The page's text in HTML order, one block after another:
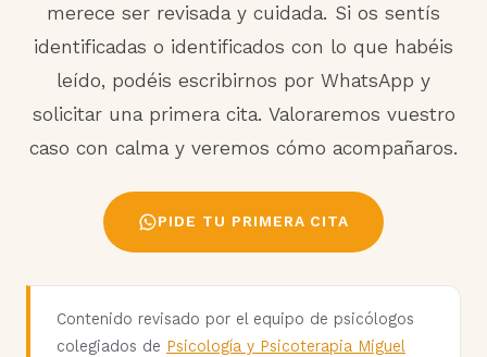
merece ser revisada y cuidada. Si os sentís
identificadas o identificados con lo que habéis
leído, podéis escribirnos por WhatsApp y
solicitar una primera cita. Valoraremos vuestro
caso con calma y veremos cómo acompañaros.
PIDE TU PRIMERA CITA
Contenido revisado por el equipo de psicólogos
colegiados de Psicología y Psicoterapia Miguel